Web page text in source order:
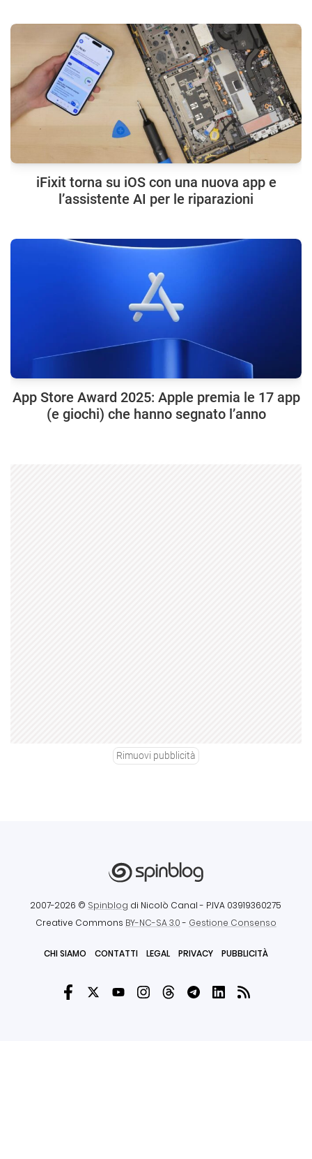
iFixit torna su iOS con una nuova app e
l’assistente AI per le riparazioni
App Store Award 2025: Apple premia le 17 app
(e giochi) che hanno segnato l’anno
Rimuovi pubblicità
2007-2026 © Spinblog di Nicolò Canal - P.IVA 03919360275
Creative Commons BY-NC-SA 3.0- Gestione Consenso
CHI SIAMO CONTATTI LEGAL PRIVACY PUBBLICITÀ